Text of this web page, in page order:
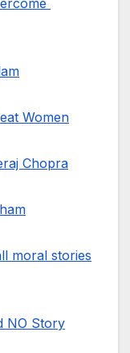
Women
Chopra
moral stories
NO Story